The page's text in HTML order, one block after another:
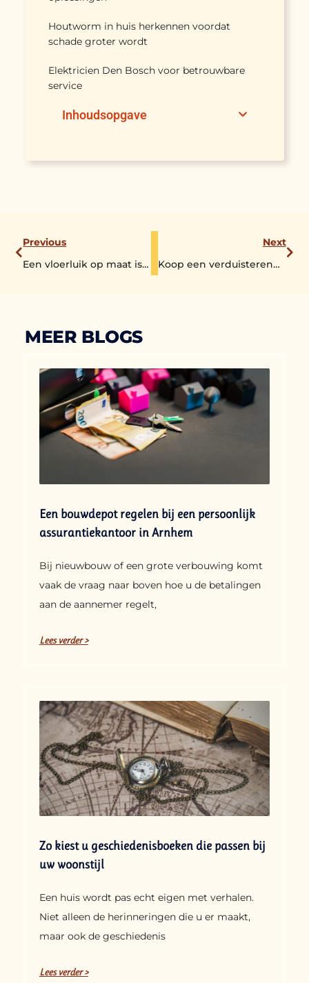
Houtworm in huis herkennen voordat
schade groter wordt
Elektricien Den Bosch voor betrouwbare
service
Inhoudsopgave
Previous
Een vloerluik op maat is volledige elektrisch aangedreven
Next
Koop een verduisterend vouwgordijn om het licht buiten te houden
MEER BLOGS
Een bouwdepot regelen bij een persoonlijk
assurantiekantoor in Arnhem
Bij nieuwbouw of een grote verbouwing komt
vaak de vraag naar boven hoe u de betalingen
aan de aannemer regelt,
Lees verder >
Zo kiest u geschiedenisboeken die passen bij
uw woonstijl
Een huis wordt pas echt eigen met verhalen.
Niet alleen de herinneringen die u er maakt,
maar ook de geschiedenis
Lees verder >